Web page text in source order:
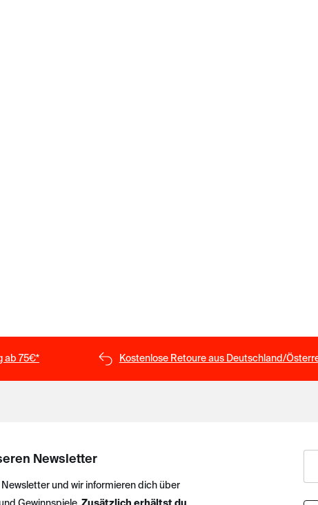
ab 75€* Kostenlose Retoure aus Deutschland/
Newsletter
und wir informieren dich über
Gewinnspiele.Zusätzlich erhältst du